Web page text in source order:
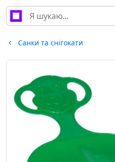
Санки та снігокати